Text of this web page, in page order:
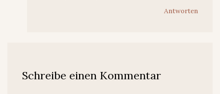
Antworten
Schreibe einen Kommentar